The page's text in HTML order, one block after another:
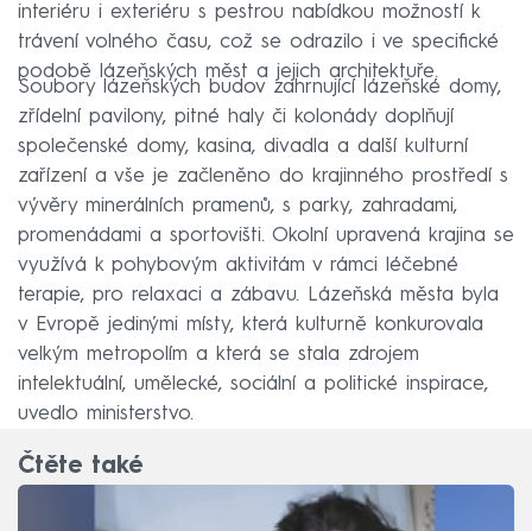
interiéru i exteriéru s pestrou nabídkou možností k
trávení volného času, což se odrazilo i ve specifické
podobě lázeňských měst a jejich architektuře.
Soubory lázeňských budov zahrnující lázeňské domy,
zřídelní pavilony, pitné haly či kolonády doplňují
společenské domy, kasina, divadla a další kulturní
zařízení a vše je začleněno do krajinného prostředí s
vývěry minerálních pramenů, s parky, zahradami,
promenádami a sportovišti. Okolní upravená krajina se
využívá k pohybovým aktivitám v rámci léčebné
terapie, pro relaxaci a zábavu. Lázeňská města byla
v Evropě jedinými místy, která kulturně konkurovala
velkým metropolím a která se stala zdrojem
intelektuální, umělecké, sociální a politické inspirace,
uvedlo ministerstvo.
Čtěte také